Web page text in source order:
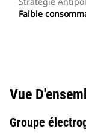
Faible
Vue
Groupe